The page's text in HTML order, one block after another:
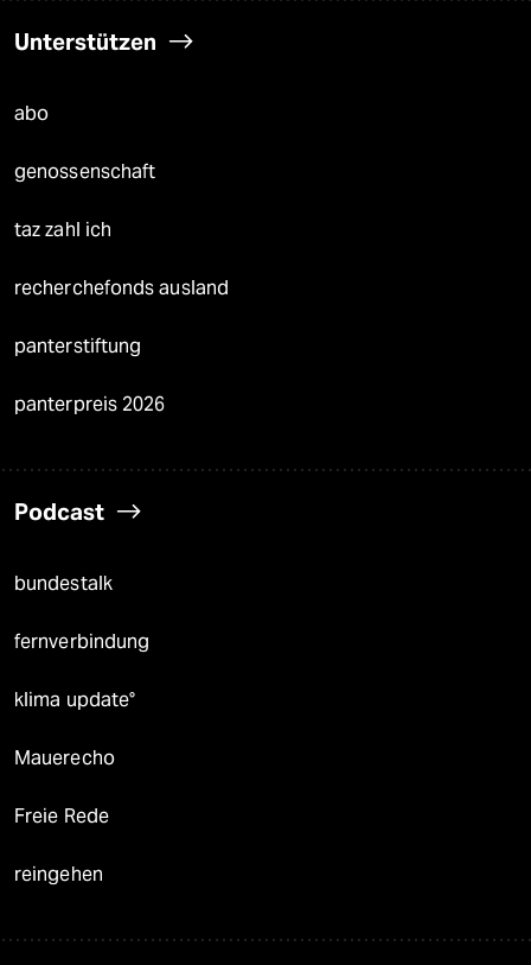
Unterstützen
abo
genossenschaft
taz zahl ich
recherchefonds ausland
panterstiftung
panterpreis 2026
Podcast
bundestalk
fernverbindung
klima update°
Mauerecho
Freie Rede
reingehen